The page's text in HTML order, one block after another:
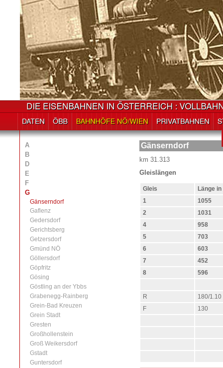
A
B
D
E
F
G
Gänserndorf
Gaflenz
Gedersdorf
Gerichtsberg
Getzersdorf
Gmünd NÖ
Göllersdorf
Göpfritz
Gösing
Göstling an der Ybbs
Grabenegg-Rainberg
Grein-Bad Kreuzen
Grein Stadt
Gresten
Großhollenstein
Groß Weikersdorf
Gstadt
Guntersdorf
Gänserndorf
km 31.313
Gleislängen
Gleis
1
1055
2
1031
4
958
5
703
6
603
7
452
8
596
R
180/1.10
F
130